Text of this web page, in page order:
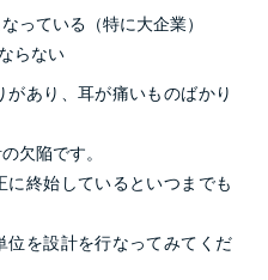
っている（特に大企業）
らない
あり、耳が痛いものばかり
欠陥です。
終始しているといつまでも
を設計を行なってみてくだ